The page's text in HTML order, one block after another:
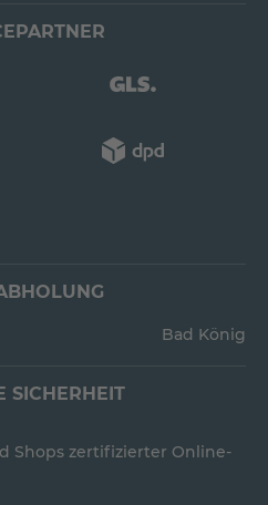
Bad König
SICHERHEIT
Shops zertifizierter Online-